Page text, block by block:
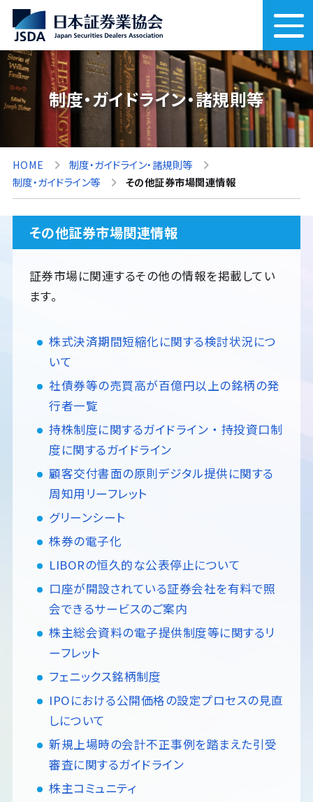
制度・ガイドライン・諸規則等
HOME
制度・ガイドライン・諸規則等
制度・ガイドライン等
その他証券市場関連情報
その他証券市場関連情報
証券市場に関連するその他の情報を掲載してい
ます。
株式決済期間短縮化に関する検討状況につ
いて
社債券等の売買高が百億円以上の銘柄の発
行者一覧
持株制度に関するガイドライン ・ 持投資口制
度に関するガイドライン
顧客交付書面の原則デジタル提供に関する
周知用リーフレット
グリーンシート
株券の電子化
LIBORの恒久的な公表停止について
口座が開設されている証券会社を有料で照
会できるサービスのご案内
株主総会資料の電子提供制度等に関するリ
ーフレット
フェニックス銘柄制度
IPOにおける公開価格の設定プロセスの見直
しについて
新規上場時の会計不正事例を踏まえた引受
審査に関するガイドライン
株主コミュニティ